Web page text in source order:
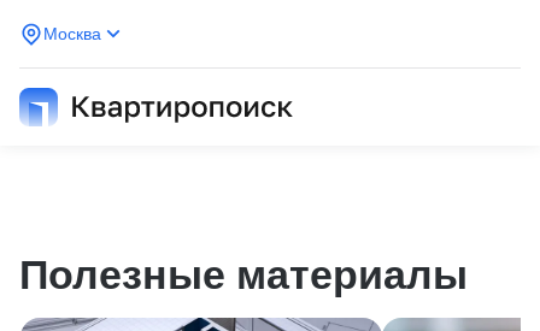
Москва
Полезные материалы